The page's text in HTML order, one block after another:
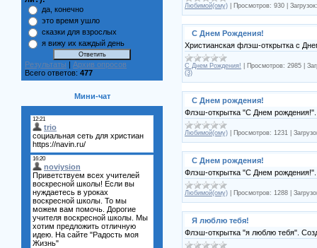
да, конечно
это время ушло
сказки для взрослых
я вижу их каждый день
Результаты | Архив опросов
Всего ответов: 477
Мини-чат
Любимой(ому) Просмотров: 930 Загрузок:
С Днем Рождения!
Христианская флэш-открытка с
С Днем Рождения! Просмотров: 2985
(3)
С Днем рождения!
Флэш-открытка "С Днем
Любимой(ому) Просмотров: 1231
С Днем рождения!
Флэш-открытка "С Днем
Любимой(ому) Просмотров: 1288
Я люблю тебя!
Флэш-открытка "я люблю тебя".